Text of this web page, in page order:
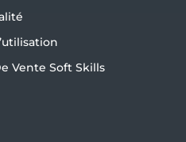
Vente Soft Skills